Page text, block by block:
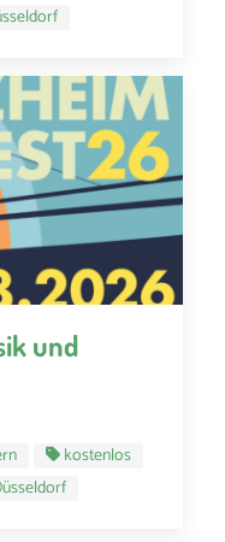
und
kostenlos